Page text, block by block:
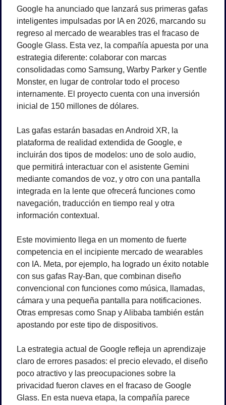
Google ha anunciado que lanzará sus primeras gafas
inteligentes impulsadas por IA en 2026, marcando su
regreso al mercado de wearables tras el fracaso de
Google Glass. Esta vez, la compañía apuesta por una
estrategia diferente: colaborar con marcas
consolidadas como Samsung, Warby Parker y Gentle
Monster, en lugar de controlar todo el proceso
internamente. El proyecto cuenta con una inversión
inicial de 150 millones de dólares.
Las gafas estarán basadas en Android XR, la
plataforma de realidad extendida de Google, e
incluirán dos tipos de modelos: uno de solo audio,
que permitirá interactuar con el asistente Gemini
mediante comandos de voz, y otro con una pantalla
integrada en la lente que ofrecerá funciones como
navegación, traducción en tiempo real y otra
información contextual.
Este movimiento llega en un momento de fuerte
competencia en el incipiente mercado de wearables
con IA. Meta, por ejemplo, ha logrado un éxito notable
con sus gafas Ray-Ban, que combinan diseño
convencional con funciones como música, llamadas,
cámara y una pequeña pantalla para notificaciones.
Otras empresas como Snap y Alibaba también están
apostando por este tipo de dispositivos.
La estrategia actual de Google refleja un aprendizaje
claro de errores pasados: el precio elevado, el diseño
poco atractivo y las preocupaciones sobre la
privacidad fueron claves en el fracaso de Google
Glass. En esta nueva etapa, la compañía parece